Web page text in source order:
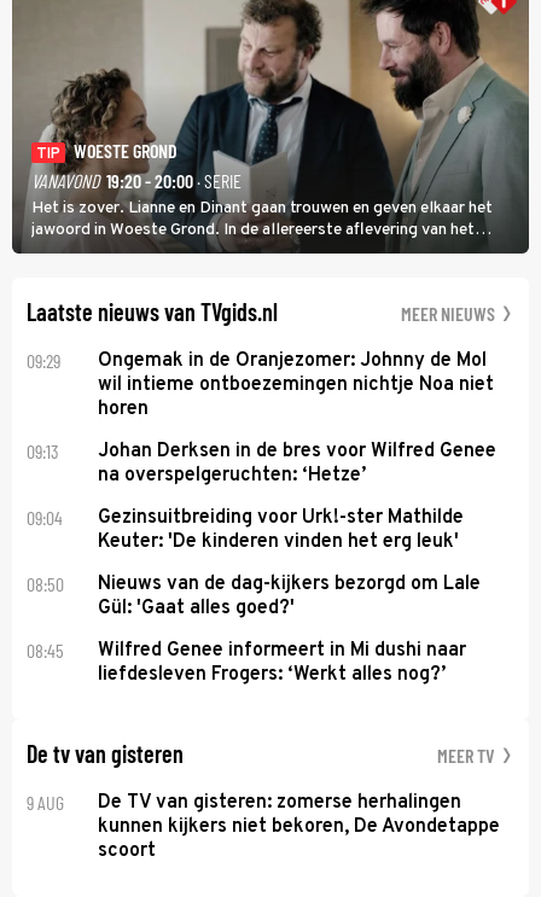
TIP
WOESTE GROND
VANAVOND 19:20 - 20:00· SERIE
Het is zover. Lianne en Dinant gaan trouwen en geven elkaar het
jawoord in Woeste Grond. In de allereerste aflevering van het
eerste seizoen kwam Lianne vanuit de Randstad naar Twente. Daar
Laatste nieuws van TVgids.nl MEER NIEUWS
09:29
Ongemak in de Oranjezomer: Johnny de Mol
wil intieme ontboezemingen nichtje Noa niet
horen
09:13
Johan Derksen in de bres voor Wilfred Genee
na overspelgeruchten: ‘Hetze’
09:04
Gezinsuitbreiding voor Urk!-ster Mathilde
Keuter: 'De kinderen vinden het erg leuk'
08:50
Nieuws van de dag-kijkers bezorgd om Lale
Gül: 'Gaat alles goed?'
08:45
Wilfred Genee informeert in Mi dushi naar
liefdesleven Frogers: ‘Werkt alles nog?’
De tv van gisteren MEER TV
9 AUG
De TV van gisteren: zomerse herhalingen
kunnen kijkers niet bekoren, De Avondetappe
scoort